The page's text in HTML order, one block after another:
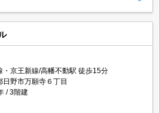
・京王新線/高幡不動駅 徒歩15分
日野市万願寺６丁目
3階建